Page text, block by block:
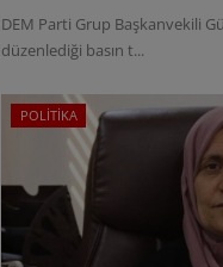
DEM Parti Grup Başkanvekili
düzenlediği basın t...
POLİTİKA